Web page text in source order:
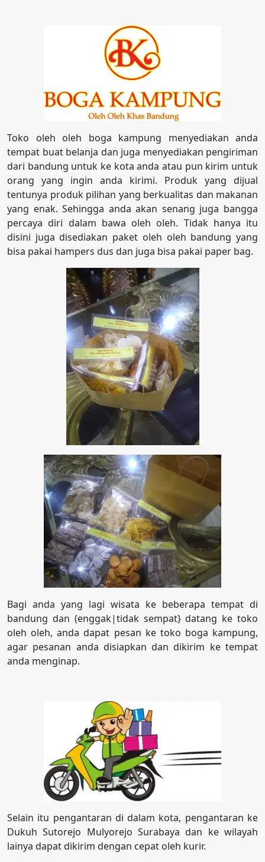
Toko oleh oleh boga kampung menyediakan anda
tempat buat belanja dan juga menyediakan pengiriman
dari bandung untuk ke kota anda atau pun kirim untuk
orang yang ingin anda kirimi. Produk yang dijual
tentunya produk pilihan yang berkualitas dan makanan
yang enak. Sehingga anda akan senang juga bangga
percaya diri dalam bawa oleh oleh. Tidak hanya itu
disini juga disediakan paket oleh oleh bandung yang
bisa pakai hampers dus dan juga bisa pakai paper bag.
Bagi anda yang lagi wisata ke beberapa tempat di
bandung dan (enggak|tidak sempat} datang ke toko
oleh oleh, anda dapat pesan ke toko boga kampung,
agar pesanan anda disiapkan dan dikirim ke tempat
anda menginap.
Selain itu pengantaran di dalam kota, pengantaran ke
Dukuh Sutorejo Mulyorejo Surabaya dan ke wilayah
lainya dapat dikirim dengan cepat oleh kurir.